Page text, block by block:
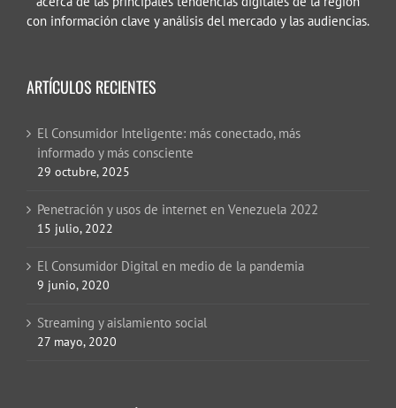
con información clave y análisis del mercado y las audiencias.
ARTÍCULOS RECIENTES
El Consumidor Inteligente: más conectado, más
informado y más consciente
29 octubre, 2025
Penetración y usos de internet en Venezuela 2022
15 julio, 2022
El Consumidor Digital en medio de la pandemia
9 junio, 2020
Streaming y aislamiento social
27 mayo, 2020